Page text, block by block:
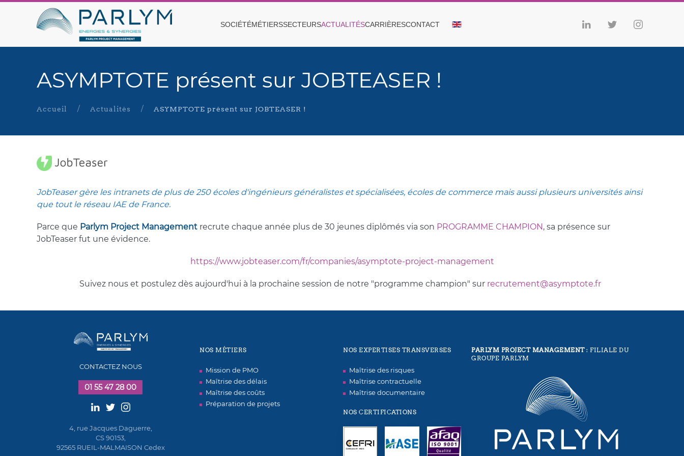
SOCIÉTÉMÉTIERSSECTEURSACTUALITÉSCARRIÈRESCONTACT
ASYMPTOTE présent sur JOBTEASER !
Accueil Actualités ASYMPTOTE présent sur JOBTEASER !
JobTeaser gère les intranets de plus de 250 écoles d'ingénieurs généralistes et spécialisées, écoles de commerce mais aussi plusieurs universités ainsi
que tout le réseau IAE de France.
Parce que Parlym Project Management recrute chaque année plus de 30 jeunes diplômés via son PROGRAMME CHAMPION, sa présence sur
JobTeaser fut une évidence.
https://www.jobteaser.com/fr/companies/asymptote-project-management
Suivez nous et postulez dès aujourd'hui à la prochaine session de notre "programme champion" sur recrutement@asymptote.fr
CONTACTEZ NOUS
01 55 47 28 00
4, rue Jacques Daguerre,
CS 90153,
92565 RUEIL-MALMAISON Cedex
NOS MÉTIERS
Mission de PMO
Maîtrise des délais
Maîtrise des coûts
Préparation de projets
NOS EXPERTISES TRANSVERSES
Maîtrise des risques
Maîtrise contractuelle
Maîtrise documentaire
NOS CERTIFICATIONS
PARLYM PROJECT MANAGEMENT: FILIALE DU
GROUPE PARLYM